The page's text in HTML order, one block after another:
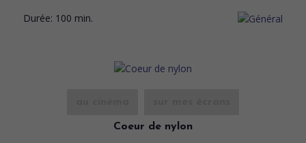
Durée: 100 min.
Coeur de nylon